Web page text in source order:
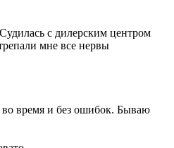
Судилась с дилерским центром
мне все нервы
во время и без ошибок. Бываю